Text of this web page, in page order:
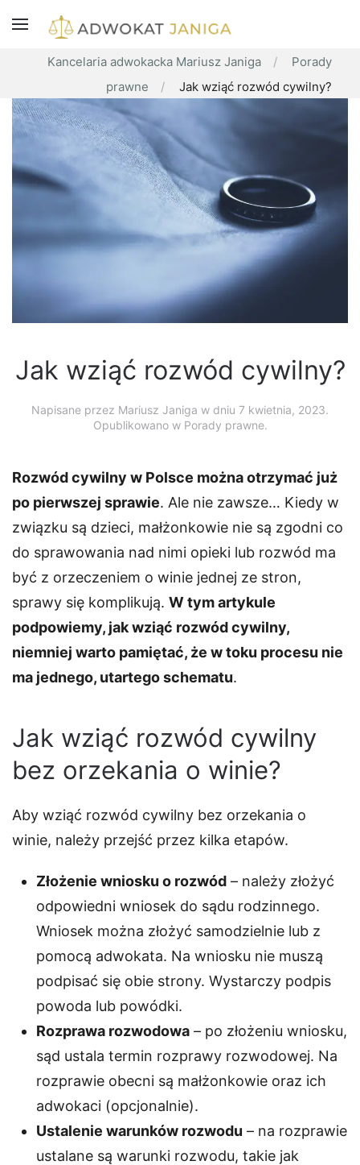
Kancelaria adwokacka Mariusz Janiga
Porady
prawne
Jak wziąć rozwód cywilny?
Jak wziąć rozwód cywilny?
Napisane przez Mariusz Janiga w dniu 7 kwietnia, 2023.
Opublikowano w Porady prawne.
Rozwód cywilny w Polsce można otrzymać już
po pierwszej sprawie. Ale nie zawsze… Kiedy w
związku są dzieci, małżonkowie nie są zgodni co
do sprawowania nad nimi opieki lub rozwód ma
być z orzeczeniem o winie jednej ze stron,
sprawy się komplikują. W tym artykule
podpowiemy, jak wziąć rozwód cywilny,
niemniej warto pamiętać, że w toku procesu nie
ma jednego, utartego schematu.
Jak wziąć rozwód cywilny
bez orzekania o winie?
Aby wziąć rozwód cywilny bez orzekania o
winie, należy przejść przez kilka etapów.
Złożenie wniosku o rozwód – należy złożyć
odpowiedni wniosek do sądu rodzinnego.
Wniosek można złożyć samodzielnie lub z
pomocą adwokata. Na wniosku nie muszą
podpisać się obie strony. Wystarczy podpis
powoda lub powódki.
Rozprawa rozwodowa – po złożeniu wniosku,
sąd ustala termin rozprawy rozwodowej. Na
rozprawie obecni są małżonkowie oraz ich
adwokaci (opcjonalnie).
Ustalenie warunków rozwodu – na rozprawie
ustalane są warunki rozwodu, takie jak